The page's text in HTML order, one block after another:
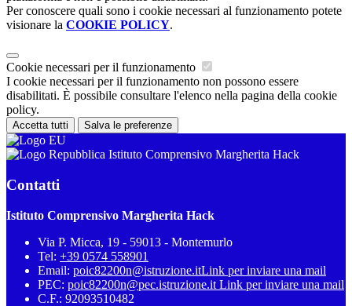
Per conoscere quali sono i cookie necessari al funzionamento potete
visionare la COOKIE POLICY.
Cookie necessari per il funzionamento
I cookie necessari per il funzionamento non possono essere
disabilitati. È possibile consultare l'elenco nella pagina della cookie
policy.
Accetta tutti Salva le preferenze
Istituto Comprensivo Margherita Hack
Contatti
Istituto Comprensivo Margherita Hack
Via P. Micca, 19 - 59013 - Montemurlo
Tel: +39 0574 558901
Email: poic82200n@istruzione.itLink per inviare una mail
PEC: poic82200n@pec.istruzione.it Link per inviare una mail
C.F.: 92093510482